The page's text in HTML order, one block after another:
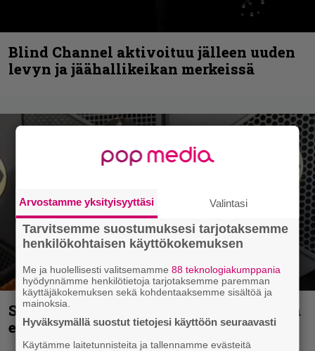
Blind Channel aktivoituu jälleen uuden
levyn ja jäähallikeikan merkeissä
Sid Wilsonin käytös syynä Slipknotista
erottamiseen, raportoi TMZ
Arvostamme yksityisyyttäsi Valintasi
Tarvitsemme suostumuksesi tarjotaksemme
henkilökohtaisen käyttökokemuksen
Me ja huolellisesti valitsemamme88 teknologiakumppania
hyödynnämme henkilötietoja tarjotaksemme paremman
käyttäjäkokemuksen sekä kohdentaaksemme sisältöä ja
mainoksia.
Hyväksymällä suostut tietojesi käyttöön seuraavasti
Käytämme laitetunnisteita ja tallennamme evästeitä